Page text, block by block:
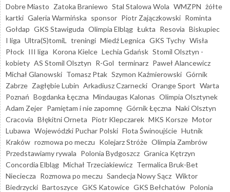
Dobre Miasto Zatoka Braniewo Stal Stalowa Wola WMZPN żółte
kartki Galeria Warmińska sponsor Piotr Zajączkowski Rominta
Gołdap GKS Stawiguda Olimpia Elbląg Łukta Resovia Biskupiec
I liga Ultra(S)tomiL treningi Miedź Legnica GKS Tychy Wisła
Płock III liga Korona Kielce Lechia Gdańsk Stomil Olsztyn -
kobiety AS Stomil Olsztyn R-Gol terminarz Paweł Alancewicz
Michał Glanowski Tomasz Ptak Szymon Kaźmierowski Górnik
Zabrze Zagłębie Lubin Arkadiusz Czarnecki Orange Sport Warta
Poznań Bogdanka Łęczna Mindaugas Kalonas Olimpia Olsztynek
Adam Zejer Pamiętam i nie zapomnę Górnik Łęczna Naki Olsztyn
Cracovia Błękitni Orneta Piotr Klepczarek MKS Korsze Motor
Lubawa Wojewódzki Puchar Polski Flota Świnoujście Hutnik
Kraków rozmowa po meczu Kolejarz Stróże Olimpia Zambrów
Przedstawiamy rywala Polonia Bydgoszcz Granica Kętrzyn
Concordia Elbląg Michał Trzeciakiewicz Termalica Bruk-Bet
Nieciecza Rozmowa po meczu Sandecja Nowy Sącz Wiktor
Biedrzycki Bartoszyce GKS Katowice GKS Bełchatów Polonia